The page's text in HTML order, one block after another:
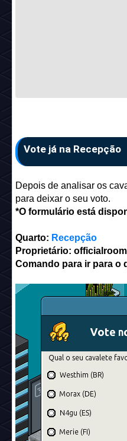
Vote já na Recepção
Depois de analisar os
para deixar o seu voto.
*O formulário está
Quarto: Recepção
Proprietário:
Comando para ir para o